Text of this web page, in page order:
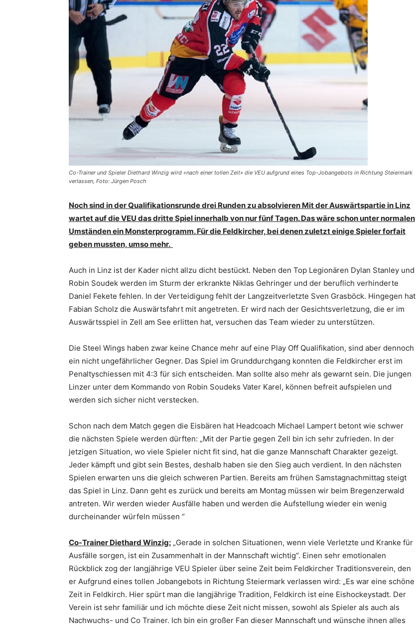
Co-Trainer und Spieler Diethard Winzig wird «nach einer tollen Zeit» die VEU aufgrund eines Top-Jobangebots in Richtung Steiermark
verlassen, Foto: Jürgen Posch
Noch sind in der Qualifikationsrunde drei Runden zu absolvieren Mit der Auswärtspartie in Linz
wartet auf die VEU das dritte Spiel innerhalb von nur fünf Tagen. Das wäre schon unter normalen
Umständen ein Monsterprogramm. Für die Feldkircher, bei denen zuletzt einige Spieler forfait
geben mussten, umso mehr.
Auch in Linz ist der Kader nicht allzu dicht bestückt. Neben den Top Legionären Dylan Stanley und
Robin Soudek werden im Sturm der erkrankte Niklas Gehringer und der beruflich verhinderte
Daniel Fekete fehlen. In der Verteidigung fehlt der Langzeitverletzte Sven Grasböck. Hingegen hat
Fabian Scholz die Auswärtsfahrt mit angetreten. Er wird nach der Gesichtsverletzung, die er im
Auswärtsspiel in Zell am See erlitten hat, versuchen das Team wieder zu unterstützen.
Die Steel Wings haben zwar keine Chance mehr auf eine Play Off Qualifikation, sind aber dennoch
ein nicht ungefährlicher Gegner. Das Spiel im Grunddurchgang konnten die Feldkircher erst im
Penaltyschiessen mit 4:3 für sich entscheiden. Man sollte also mehr als gewarnt sein. Die jungen
Linzer unter dem Kommando von Robin Soudeks Vater Karel, können befreit aufspielen und
werden sich sicher nicht verstecken.
Schon nach dem Match gegen die Eisbären hat Headcoach Michael Lampert betont wie schwer
die nächsten Spiele werden dürften: „Mit der Partie gegen Zell bin ich sehr zufrieden. In der
jetzigen Situation, wo viele Spieler nicht fit sind, hat die ganze Mannschaft Charakter gezeigt.
Jeder kämpft und gibt sein Bestes, deshalb haben sie den Sieg auch verdient. In den nächsten
Spielen erwarten uns die gleich schweren Partien. Bereits am frühen Samstagnachmittag steigt
das Spiel in Linz. Dann geht es zurück und bereits am Montag müssen wir beim Bregenzerwald
antreten. Wir werden wieder Ausfälle haben und werden die Aufstellung wieder ein wenig
durcheinander würfeln müssen “
Co-Trainer Diethard Winzig: „Gerade in solchen Situationen, wenn viele Verletzte und Kranke für
Ausfälle sorgen, ist ein Zusammenhalt in der Mannschaft wichtig“. Einen sehr emotionalen
Rückblick zog der langjährige VEU Spieler über seine Zeit beim Feldkircher Traditionsverein, den
er Aufgrund eines tollen Jobangebots in Richtung Steiermark verlassen wird: „Es war eine schöne
Zeit in Feldkirch. Hier spürt man die langjährige Tradition, Feldkirch ist eine Eishockeystadt. Der
Verein ist sehr familiär und ich möchte diese Zeit nicht missen, sowohl als Spieler als auch als
Nachwuchs- und Co Trainer. Ich bin ein großer Fan dieser Mannschaft und wünsche ihnen alles